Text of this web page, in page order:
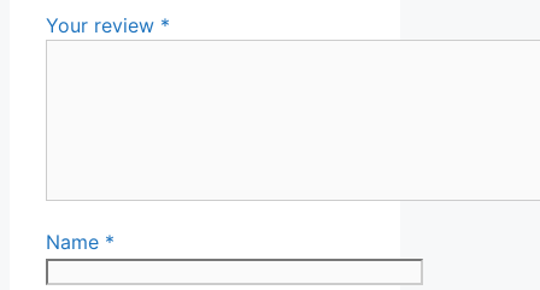
Your review *
Name *